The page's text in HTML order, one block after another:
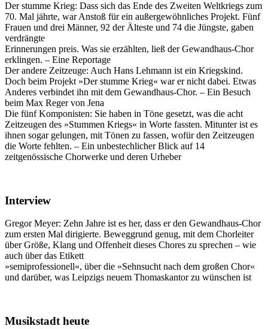
Der stumme Krieg: Dass sich das Ende des Zweiten Weltkriegs zum
70. Mal jährte, war Anstoß für ein außergewöhnliches Projekt. Fünf
Frauen und drei Männer, 92 der Älteste und 74 die Jüngste, gaben
verdrängte
Erinnerungen preis. Was sie erzählten, ließ der Gewandhaus-Chor
erklingen. – Eine Reportage
Der andere Zeitzeuge: Auch Hans Lehmann ist ein Kriegskind.
Doch beim Projekt »Der stumme Krieg« war er nicht dabei. Etwas
Anderes verbindet ihn mit dem Gewandhaus-Chor. – Ein Besuch
beim Max Reger von Jena
Die fünf Komponisten: Sie haben in Töne gesetzt, was die acht
Zeitzeugen des »Stummen Kriegs« in Worte fassten. Mitunter ist es
ihnen sogar gelungen, mit Tönen zu fassen, wofür den Zeitzeugen
die Worte fehlten. – Ein unbestechlicher Blick auf 14
zeitgenössische Chorwerke und deren Urheber
Interview
Gregor Meyer: Zehn Jahre ist es her, dass er den Gewandhaus-Chor
zum ersten Mal dirigierte. Beweggrund genug, mit dem Chorleiter
über Größe, Klang und Offenheit dieses Chores zu sprechen – wie
auch über das Etikett
»semiprofessionell«, über die »Sehnsucht nach dem großen Chor«
und darüber, was Leipzigs neuem Thomaskantor zu wünschen ist
Musikstadt heute